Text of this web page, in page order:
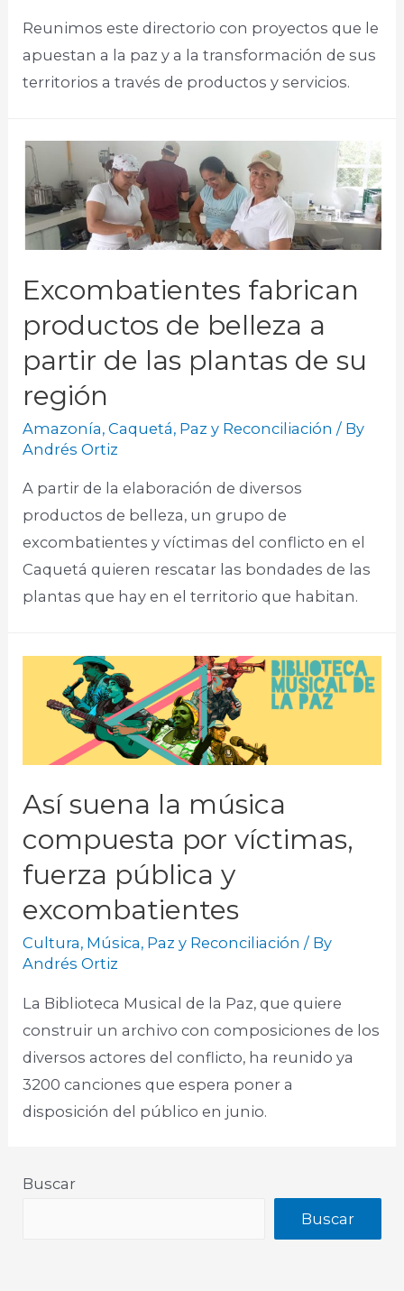
Reunimos este directorio con proyectos que le
apuestan a la paz y a la transformación de sus
territorios a través de productos y servicios.
Excombatientes fabrican
productos de belleza a
partir de las plantas de su
región
Amazonía,Caquetá, Paz y Reconciliación / By
Andrés Ortiz
A partir de la elaboración de diversos
productos de belleza, un grupo de
excombatientes y víctimas del conflicto en el
Caquetá quieren rescatar las bondades de las
plantas que hay en el territorio que habitan.
Así suena la música
compuesta por víctimas,
fuerza pública y
excombatientes
Cultura, Música, Paz y Reconciliación / By
Andrés Ortiz
La Biblioteca Musical de la Paz, que quiere
construir un archivo con composiciones de los
diversos actores del conflicto, ha reunido ya
3200 canciones que espera poner a
disposición del público en junio.
Buscar
Buscar